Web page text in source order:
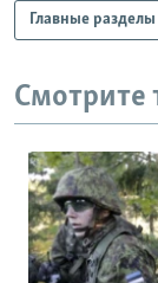
Главные разделы
Смотрите